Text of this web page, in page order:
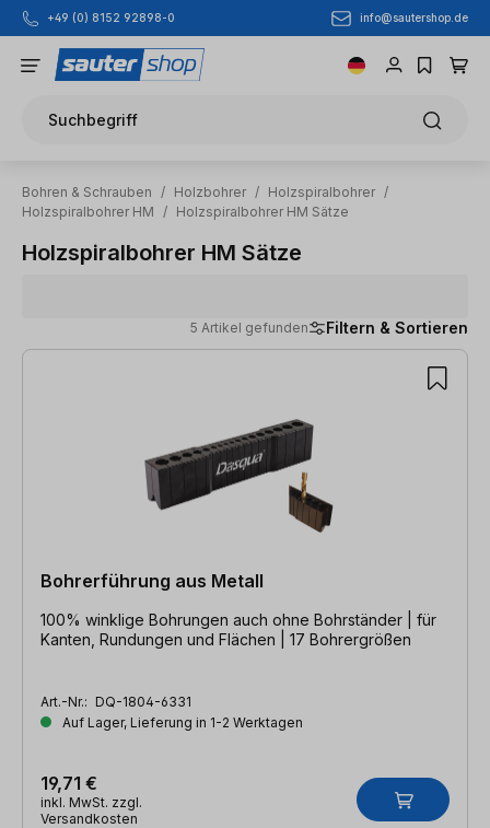
Zum Hauptinhalt springen
+49 (0) 8152 92898-0 info@sautershop.de
Suchbegriff
Bohren & Schrauben / Holzbohrer / Holzspiralbohrer /
Holzspiralbohrer HM
/ Holzspiralbohrer HM Sätze
Holzspiralbohrer HM Sätze
5 Artikel gefunden Filtern & Sortieren
5 Artikel gefunden
Bohrerführung aus Metall
100% winklige Bohrungen auch ohne Bohrständer | für
Kanten, Rundungen und Flächen | 17 Bohrergrößen
Art.-Nr.: DQ-1804-6331
Auf Lager, Lieferung in 1-2 Werktagen
19,71 €
inkl. MwSt. zzgl.
Versandkosten